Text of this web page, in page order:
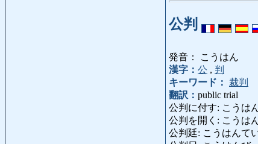
公判
発音： こうはん
漢字： 公 , 判
キーワード：
裁判
翻訳： public trial
公判に付す: こうは
公判を開く: こうは
公判廷: こうはんて